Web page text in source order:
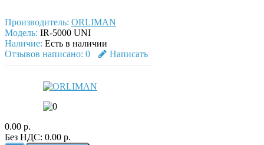
Производитель: ORLIMAN
Модель: IR-5000 UNI
Наличие: Есть в наличии
Отзывов написано: 0 Написать
0.00 р.
Без НДС: 0.00 р.